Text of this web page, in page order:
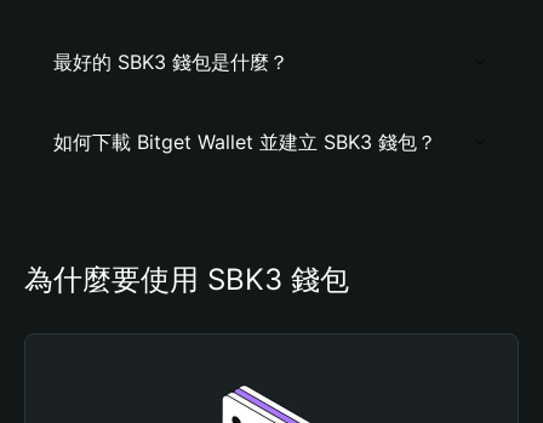
最好的 SBK3 錢包是什麼？
如何下載 Bitget Wallet 並建立 SBK3 錢包？
為什麼要使用 SBK3 錢包